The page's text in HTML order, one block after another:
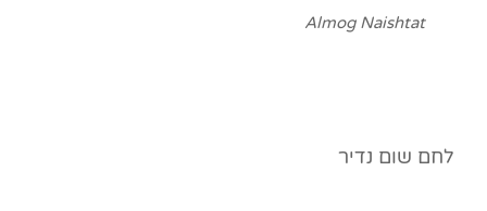
Almog Naishtat
לחם שום נדיר